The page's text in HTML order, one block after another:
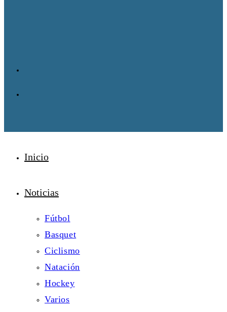
Inicio
Noticias
Fútbol
Basquet
Ciclismo
Natación
Hockey
Varios